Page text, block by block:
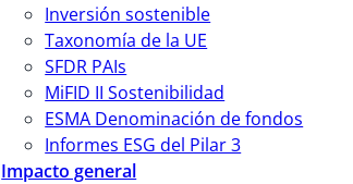
Inversión sostenible
Taxonomía de la UE
SFDR PAIs
MiFID II Sostenibilidad
ESMA Denominación de fondos
Informes ESG del Pilar 3
Impacto general